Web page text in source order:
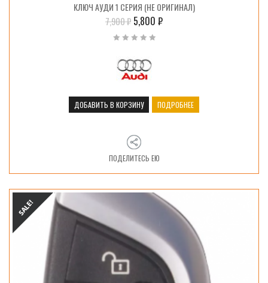
КЛЮЧ АУДИ 1 СЕРИЯ (НЕ ОРИГИНАЛ)
7,900₽ 5,800 ₽
ДОБАВИТЬ В КОРЗИНУ ПОДРОБНЕЕ
ПОДЕЛИТЕСЬ ЕЮ